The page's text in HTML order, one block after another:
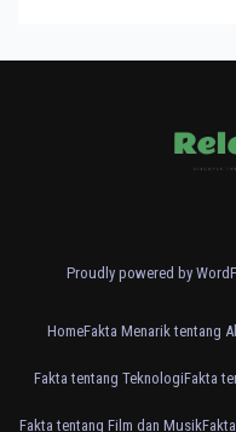
Proudly powered by
HomeFakta Menarik tentang
Fakta tentang TeknologiFakta
Fakta tentang Film dan Musik